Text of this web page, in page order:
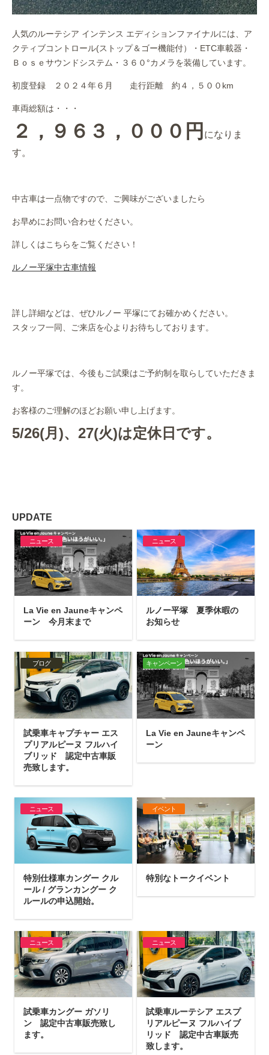
人気のルーテシア インテンス エディションファイナルには、ア
クティブコントロール(ストップ＆ゴー機能付）・ETC車載器・
Ｂｏｓｅサウンドシステム・３６０°カメラを装備しています。
初度登録 ２０２４年６月 走行距離 約４，５００km
車両総額は・・・
２，９６３，０００円 になりま
す。
中古車は一点物ですので、ご興味がございましたら
お早めにお問い合わせください。
詳しくはこちらをご覧ください！
ルノー平塚中古車情報
詳し詳細などは、ぜひルノー 平塚にてお確かめください。
スタッフ一同、ご来店を心よりお待ちしております。
ルノー平塚では、今後もご試乗はご予約制を取らしていただきま
す。
お客様のご理解のほどお願い申し上げます。
5/26(月)、27(火)は定休日です。
UPDATE
ニュース
La Vie en Jauneキャンペ
ーン 今月末まで
ニュース
ルノー平塚 夏季休暇の
お知らせ
ブログ
試乗車キャプチャー エス
プリアルピーヌ フルハイ
ブリッド 認定中古車販
売致します。
キャンペーン
La Vie en Jauneキャンペ
ーン
ニュース
特別仕様車カングー クル
ール / グランカングー ク
ルールの申込開始。
イベント
特別なトークイベント
ニュース
試乗車カングー ガソリ
ン 認定中古車販売致し
ます。
ニュース
試乗車ルーテシア エスプ
リアルピーヌ フルハイブ
リッド 認定中古車販売
致します。